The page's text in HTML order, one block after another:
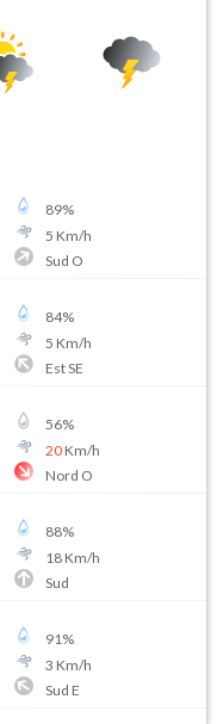
89%
5 Km/h
Sud O
84%
5 Km/h
Est SE
56%
20Km/h
Nord O
88%
18Km/h
Sud
91%
3 Km/h
Sud E